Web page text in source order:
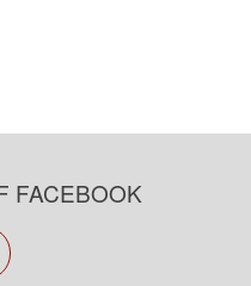
FACEBOOK